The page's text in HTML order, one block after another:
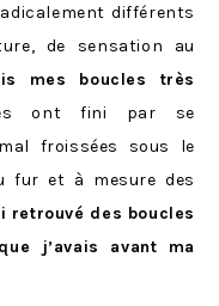
différents
de sensation au
mes boucles très
ont fini par se
froissées sous le
fur et à mesure des
retrouvé des boucles
j’avais avant ma